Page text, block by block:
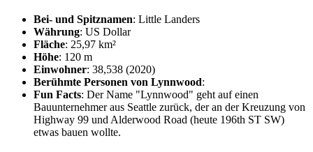
Bei- und Spitznamen: Little Landers
Währung: US Dollar
Fläche: 25,97 km²
Höhe: 120 m
Einwohner: 38,538 (2020)
Berühmte Personen von Lynnwood:
Fun Facts: Der Name "Lynnwood" geht auf einen
Bauunternehmer aus Seattle zurück, der an der Kreuzung von
Highway 99 und Alderwood Road (heute 196th ST SW)
etwas bauen wollte.